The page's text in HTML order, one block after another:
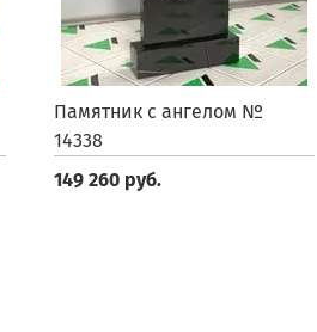
Памятник с ангелом №
14338
149 260 руб.